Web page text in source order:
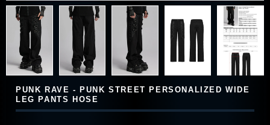
PUNK RAVE - PUNK STREET PERSONALIZED WIDE
LEG PANTS HOSE